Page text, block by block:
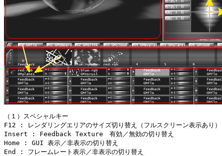
（１）スペシャルキー
F12 : レンダリングエリアのサイズ切り替え（フルスクリーン表示あり）
Insert : Feedback Texture　有効／無効の切り替え
Home : GUI 表示／非表示の切り替え
End : フレームレート表示／非表示の切り替え